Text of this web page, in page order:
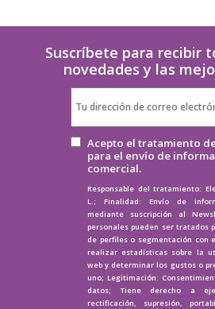
Suscríbete para recibir
novedades y las
Acepto el tratamiento
para el envío de
comercial.
Responsable del tratamiento:
L.; Finalidad: Envío de
mediante suscripción al
personales pueden ser tratados
de perfiles o segmentación con
realizar estadísticas sobre la
web y determinar los gustos o
uno; Legitimación:
datos; Tiene derecho a
rectificación, supresión,